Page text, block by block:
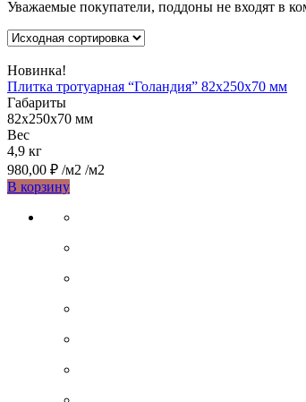
Уважаемые покупатели, поддоны не входят в
Новинка!
Плитка тротуарная “Голандия” 82х250х70 мм
Габариты
82х250х70 мм
Вес
4,9 кг
980,00 ₽ /м2 /м2
В корзинуЭтот
имеет
вариаций.
можно
на